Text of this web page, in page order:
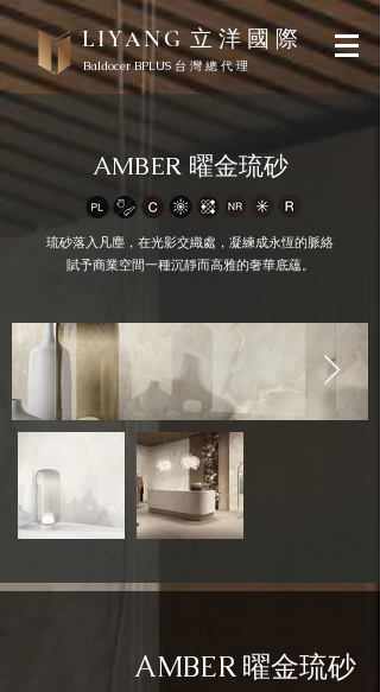
LIYANG立 洋 國 際
Baldocer BPLUS 台 灣 總 代 理
AMBER 曜金琉砂
琉砂落入凡塵，在光影交織處，凝練成永恆的脈絡
賦予商業空間一種沉靜而高雅的奢華底蘊。
AMBER 曜金琉砂